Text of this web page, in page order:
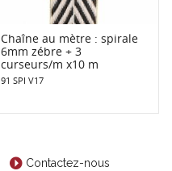
Chaîne au mètre : spirale
6mm zébre + 3
curseurs/m x10 m
91 SPI V17
Contactez-nous